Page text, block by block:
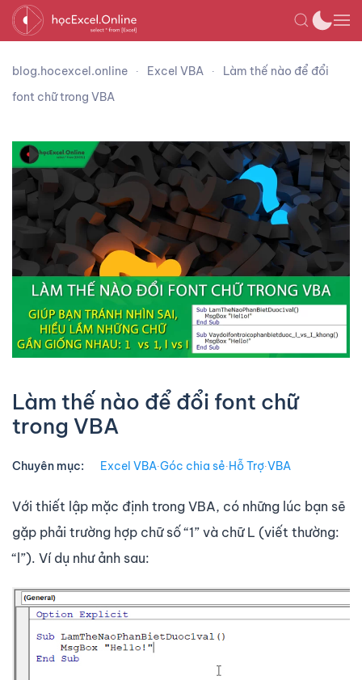
blog.hocexcel.online Excel VBA
Làm thế nào để đổi
font chữ trong VBA
Làm thế nào để đổi font chữ
trong VBA
Chuyên mục: Excel VBA∙Góc chia sẻ∙Hỗ Trợ∙VBA
Với thiết lập mặc định trong VBA, có những lúc bạn sẽ
gặp phải trường hợp chữ số “1” và chữ L (viết thường:
“l”). Ví dụ như ảnh sau: